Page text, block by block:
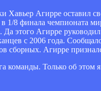
Хавьер Агирре оставил
1/8 финала чемпионата
Да этого Агирре
с 2006 года.
сборных. Агирре
команды. Только об